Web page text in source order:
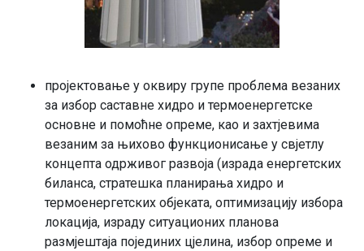
пројектовање у оквиру групе проблема везаних
за избор саставне хидро и термоенергетске
основне и помоћне опреме, као и захтјевима
везаним за њихово функционисање у свјетлу
концепта одрживог развоја (израда енергетских
биланса, стратешка планирања хидро и
термоенергетских објеката, оптимизацију избора
локација, израду ситуационих планова
размјештаја појединих цјелина, избор опреме и